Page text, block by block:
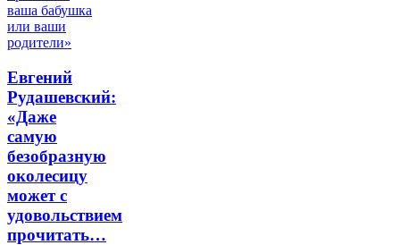
Евгений
Рудашевский:
«Даже
самую
безобразную
околесицу
может с
удовольствием
прочитать…